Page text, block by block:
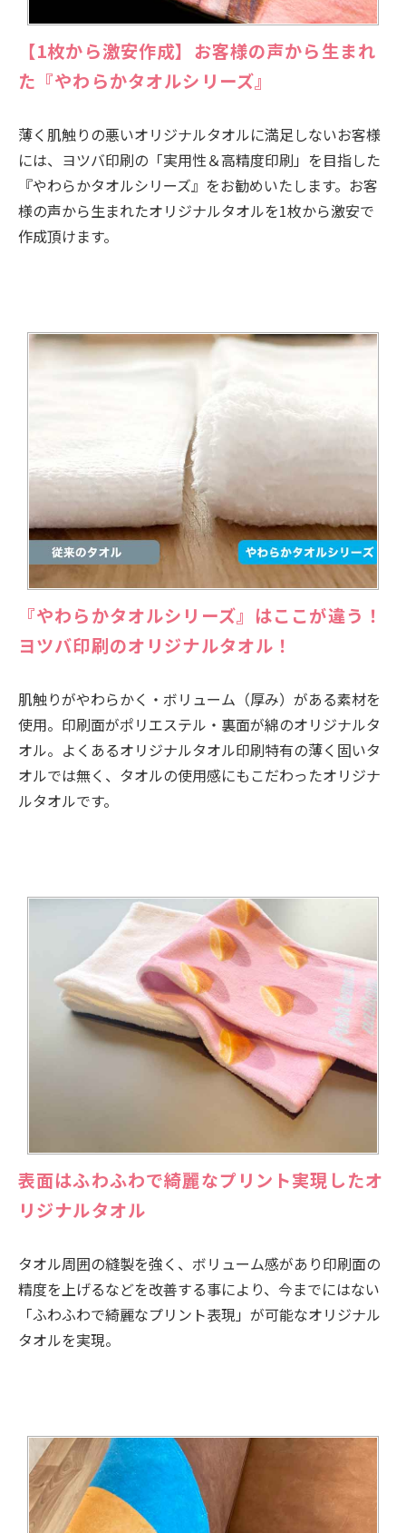
【1枚から激安作成】お客様の声から生まれ
た『やわらかタオルシリーズ』
薄く肌触りの悪いオリジナルタオルに満足しないお客様
には、ヨツバ印刷の「実用性＆高精度印刷」を目指した
『やわらかタオルシリーズ』をお勧めいたします。お客
様の声から生まれたオリジナルタオルを1枚から激安で
作成頂けます。
『やわらかタオルシリーズ』はここが違う！
ヨツバ印刷のオリジナルタオル！
肌触りがやわらかく・ボリューム（厚み）がある素材を
使用。印刷面がポリエステル・裏面が綿のオリジナルタ
オル。よくあるオリジナルタオル印刷特有の薄く固いタ
オルでは無く、タオルの使用感にもこだわったオリジナ
ルタオルです。
表面はふわふわで綺麗なプリント実現したオ
リジナルタオル
タオル周囲の縫製を強く、ボリューム感があり印刷面の
精度を上げるなどを改善する事により、今までにはない
「ふわふわで綺麗なプリント表現」が可能なオリジナル
タオルを実現。